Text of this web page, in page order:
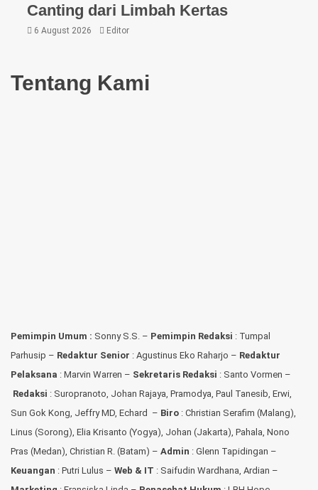
Canting dari Limbah Kertas
6 August 2026 Editor
Tentang Kami
Pemimpin Umum : Sonny S.S. – Pemimpin Redaksi : Tumpal
Parhusip – Redaktur Senior : Agustinus Eko Raharjo – Redaktur
Pelaksana : Marvin Warren – Sekretaris Redaksi : Santo Vormen –
Redaksi : Suropranoto, Johan Rajaya, Pramodya, Paul Tanesib, Erwi,
Sun Gok Kong, Jeffry MD, Echard – Biro : Christian Serafim (Malang),
Linus (Sorong), Elia Krisanto (Yogya), Johan (Jakarta), Pahala, Nono
Pras (Medan), Christian R. (Batam) – Admin : Glenn Tapidingan –
Keuangan : Putri Lulus – Web & IT : Saifudin Wardhana, Ardian –